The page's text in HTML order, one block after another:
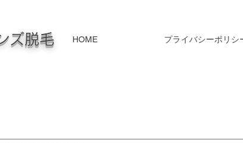
ズ脱毛 HOME プライバシーポリシ